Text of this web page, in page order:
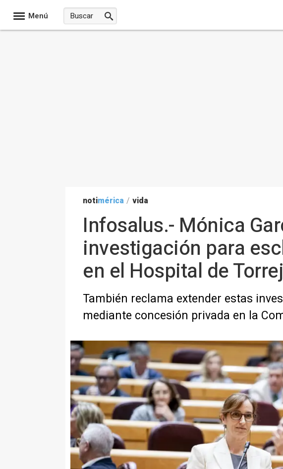
Menú
notimérica / vida
Infosalus.- Mónica
investigación para
en el Hospital de
También reclama extender estas
mediante concesión privada en la